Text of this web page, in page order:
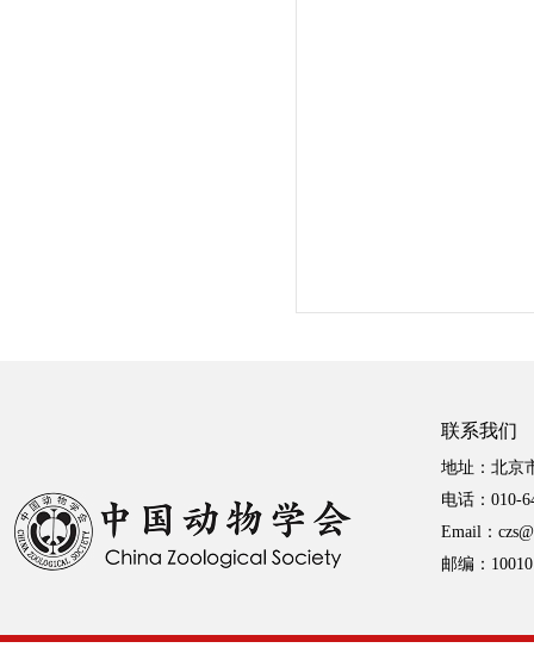
联系我们
地址：北京
电话：010-
Email：
邮编：